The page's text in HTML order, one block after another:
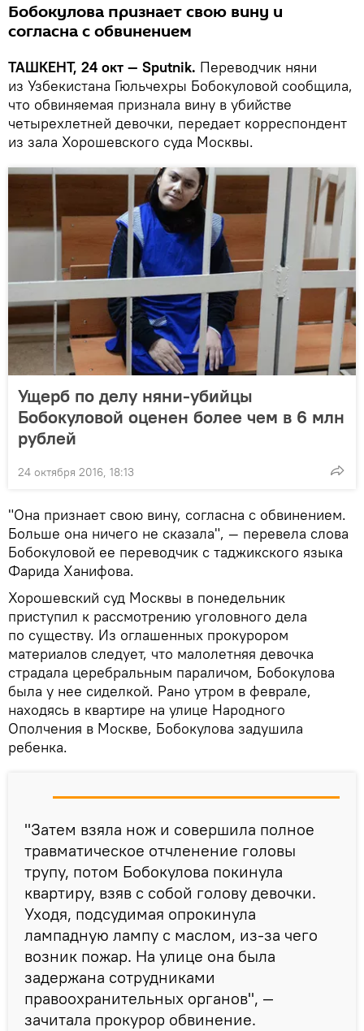
Бобокулова признает свою вину и
согласна с обвинением
ТАШКЕНТ, 24 окт — Sputnik. Переводчик няни
из Узбекистана Гюльчехры ­Бобокуловой сообщила,
что обвиняемая признала вину в убийстве
четырех­летней девочки, передает корреспондент
из зала Хорошевского суда Москвы.
Ущерб по делу няни-убийцы
Бобокуловой оценен более чем в 6 млн
рублей
24 октября 2016, 18:13
"Она признает свою вину, согласна с обвинением.
Больше она ничего не сказала", — перевела слова
Бобокуловой ее переводчик с таджикского языка
Фарида Ханифова.
Хорошевский суд Москвы в понедельник
приступил к рассмотрению уголовного дела
по существу. Из оглашенных прокурором
материалов следует, что малолетняя девочка
страдала церебральным параличом, Бобокулова
была у нее сиделкой. Рано утром в феврале,
находясь в квартире на улице Народного
Ополчения в Москве, Бобокулова задушила
ребенка.
"Затем взяла нож и совершила полное
травматическое отчленение головы
трупу, потом Бобокулова покинула
квартиру, взяв с собой голову девочки.
Уходя, подсудимая опрокинула
лампадную лампу с маслом, из-за чего
возник пожар. На улице она была
задержана сотрудниками
правоохранительных органов", —
зачитала прокурор обвинение.